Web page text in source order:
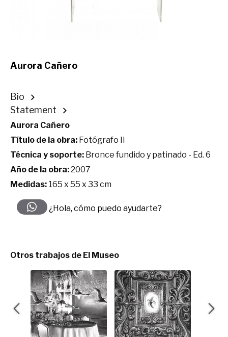
Aurora Cañero
Bio
Statement
Aurora Cañero
Título de la obra: Fotógrafo II
Técnica y soporte: Bronce fundido y patinado - Ed. 6
Año de la obra:2007
Medidas: 165 x 55 x 33 cm
¿Hola, cómo puedo ayudarte?
Otros trabajos de El Museo